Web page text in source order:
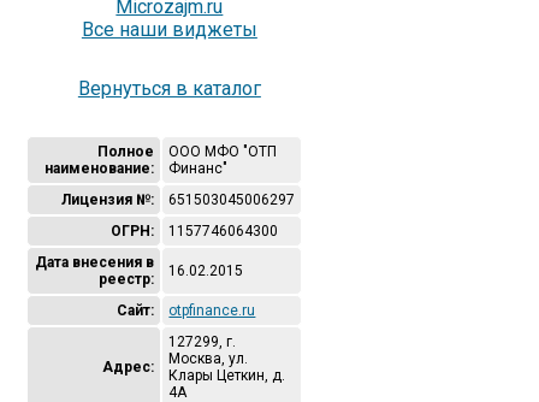
Все наши виджеты
Вернуться в каталог
Полное
наименование:
ООО МФО "ОТП
Финанс"
Лицензия №:
651503045006297
ОГРН:
1157746064300
Дата внесения в
реестр:
16.02.2015
Сайт: otpfinance.ru
Адрес:
127299, г.
Москва, ул.
Клары Цеткин, д.
4А